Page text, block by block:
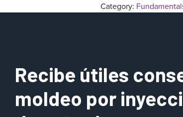
Category:
Recibe útiles
moldeo por